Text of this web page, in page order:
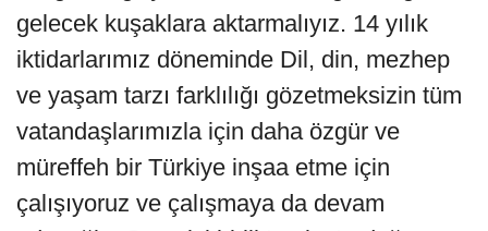
gelecek kuşaklara aktarmalıyız. 14 yılık
iktidarlarımız döneminde Dil, din, mezhep
ve yaşam tarzı farklılığı gözetmeksizin tüm
vatandaşlarımızla için daha özgür ve
müreffeh bir Türkiye inşaa etme için
çalışıyoruz ve çalışmaya da devam